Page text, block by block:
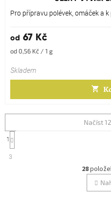
5,0
hvězdiček.
Pro přípravu polévek, omáček a
od 67 Kč
Měrná
od 0,56 Kč / 1 g
Skladem
l
Načíst
1
3
28